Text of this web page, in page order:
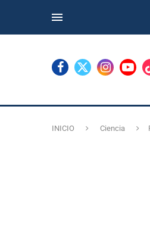
INICIO Ciencia